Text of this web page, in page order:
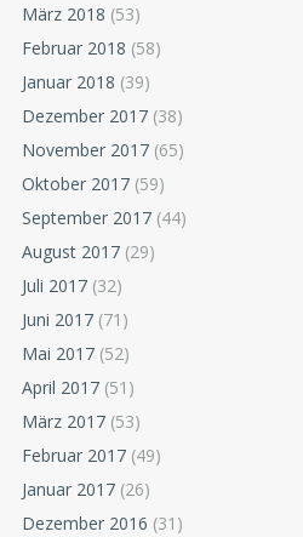
März 2018 (53)
Februar 2018 (58)
Januar 2018 (39)
Dezember 2017 (38)
November 2017 (65)
Oktober 2017 (59)
September 2017 (44)
August 2017 (29)
Juli 2017 (32)
Juni 2017 (71)
Mai 2017 (52)
April 2017 (51)
März 2017 (53)
Februar 2017 (49)
Januar 2017 (26)
Dezember 2016 (31)